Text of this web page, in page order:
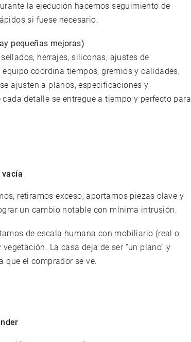
la ejecución hacemos seguimiento de
si fuese necesario.
pequeñas mejoras)
herrajes, siliconas, ajustes de
coordina tiempos, gremios y calidades,
ajusten a planos, especificaciones y
detalle se entregue a tiempo y perfecto para
retiramos exceso, aportamos piezas clave y
un cambio notable con mínima intrusión.
de escala humana con mobiliario (real o
La casa deja de ser “un plano” y
que el comprador se ve.